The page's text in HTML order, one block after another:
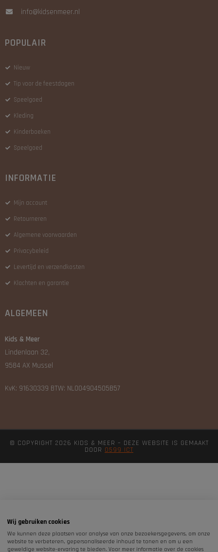
info@kidsenmeer.nl
POPULAIR
Nieuw
Tip voor de feestdagen
Speelgoed
Kleding
Kinderboeken
Speelgoed
INFORMATIE
Mijn account
Retourneren
Algemene voorwaarden
Privacybeleid
Levertijd en verzendkosten
Klachten en garantie
ALGEMEEN
Kids & Meer
Lindenlaan 32,
9584 AX Mussel
KvK: 91630339 BTW: NL004904505B57
© COPYRIGHT 2026 KIDS & MEER – DEZE WEBSITE IS GEMAAKT
DOOR 0599 ICT
Wij gebruiken cookies
We kunnen deze plaatsen voor analyse van onze bezoekersgegevens, om onze
website te verbeteren, gepersonaliseerde inhoud te tonen en om u een
geweldige website-ervaring te bieden. Voor meer informatie over de cookies